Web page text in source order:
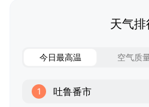
天气排
今日最高温 空气质
1 吐鲁番市